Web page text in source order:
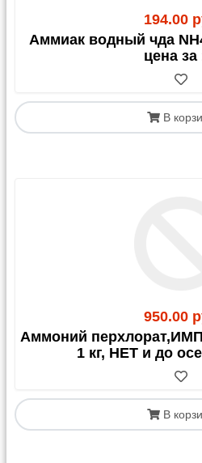
194.00
Аммиак водный чда
цена за
В
950.00
Аммоний
1 кг, НЕТ и до
В